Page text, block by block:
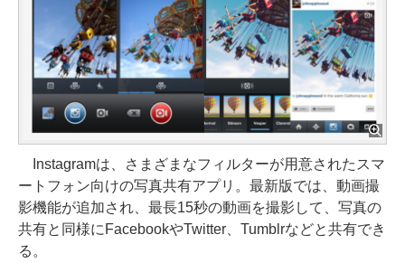
Instagramは、さまざまなフィルターが用意されたスマ
ートフォン向けの写真共有アプリ。最新版では、動画撮
影機能が追加され、最長15秒の動画を撮影して、写真の
共有と同様にFacebookやTwitter、Tumblrなどと共有でき
る。